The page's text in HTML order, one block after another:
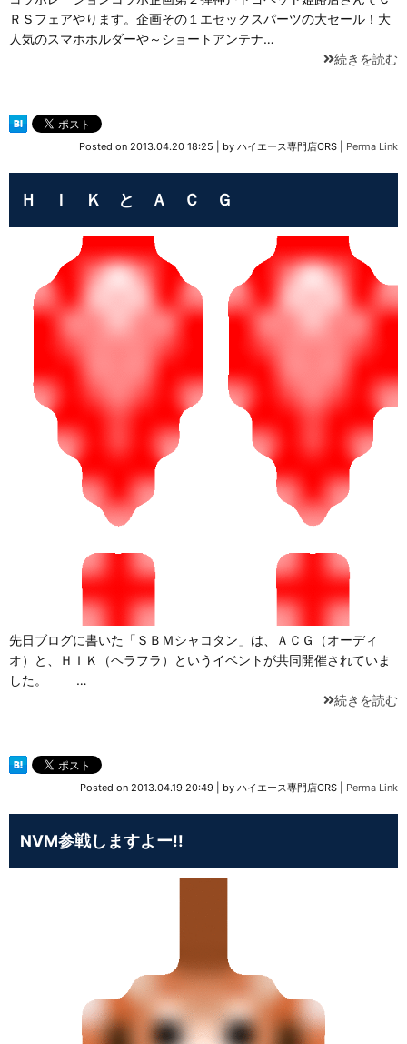
ＲＳフェアやります。企画その１エセックスパーツの大セール！大
人気のスマホホルダーや～ショートアンテナ…
続きを読む
Posted on 2013.04.20 18:25 by ハイエース専門店CRS Perma Link
Ｈ Ｉ Ｋ と Ａ Ｃ Ｇ
先日ブログに書いた「ＳＢＭシャコタン」は、ＡＣＧ（オーディ
オ）と、ＨＩＫ（ヘラフラ）というイベントが共同開催されていま
した。 …
続きを読む
Posted on 2013.04.19 20:49 by ハイエース専門店CRS Perma Link
NVM参戦しますよー!!